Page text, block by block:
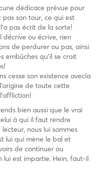
dédicace prévue pour
pas son tour, ce qui est
pas écrit de la sorte!
décrive ou écrive, rien
de perdurer ou pas, ainsi
embûches qu’il se croit
cesse son existence avecla
de toute cette
bien aussi que le vrai
à qui il faut rendre
lecteur, nous lui sommes
lui qui mène le bal et
de continuer ou
lui est impartie. Hein, faut-il